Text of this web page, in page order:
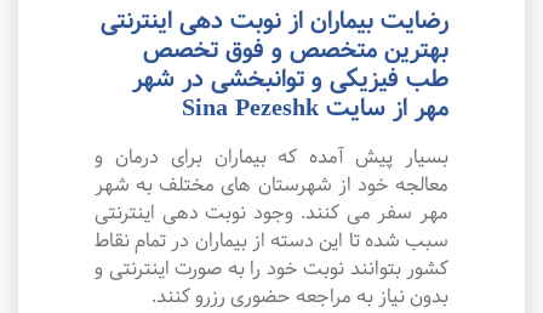
رضایت بیماران از نوبت دهی اینترنتی
بهترین متخصص و فوق تخصص
طب فیزیکی و توانبخشی در شهر
مهر از سایت Sina Pezeshk
بسیار پیش آمده که بیماران برای درمان و
معالجه خود از شهرستان های مختلف به شهر
مهر سفر می کنند. وجود نوبت دهی اینترنتی
سبب شده تا این دسته از بیماران در تمام نقاط
کشور بتوانند نوبت خود را به صورت اینترنتی و
بدون نیاز به مراجعه حضوری رزرو کنند.